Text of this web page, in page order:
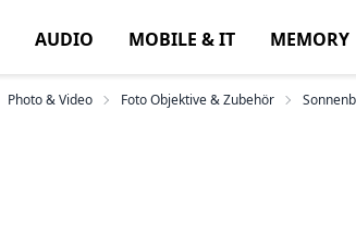
AUDIO MOBILE & IT MEMORY
Photo & Video Foto Objektive & Zubehör